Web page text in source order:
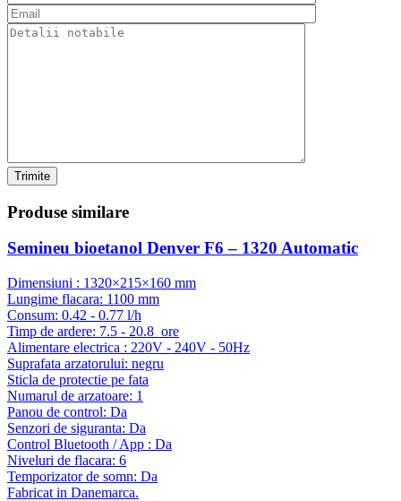
Trimite
Produse similare
Semineu bioetanol Denver F6 – 1320 Automatic
Dimensiuni : 1320×215×160 mm
Lungime flacara: 1100 mm
Consum: 0.42 - 0.77 l/h
Timp de ardere: 7.5 - 20.8 ore
Alimentare electrica : 220V - 240V - 50Hz
Suprafata arzatorului: negru
Sticla de protectie pe fata
Numarul de arzatoare: 1
Panou de control: Da
Senzori de siguranta: Da
Control Bluetooth / App : Da
Niveluri de flacara: 6
Temporizator de somn: Da
Fabricat in Danemarca.